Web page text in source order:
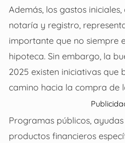
Además, los gastos iniciales,
notaría y registro,
importante que no siempre
hipoteca. Sin embargo, la
2025 existen iniciativas que
camino hacia la compra de
Programas públicos,
productos financieros